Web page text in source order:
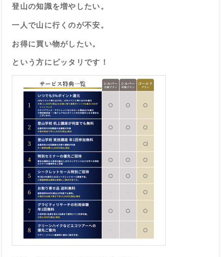
登山の知識を増やしたい。
一人で山に行くのが不安。
お得に買い物がしたい。
という方にピッタリです！